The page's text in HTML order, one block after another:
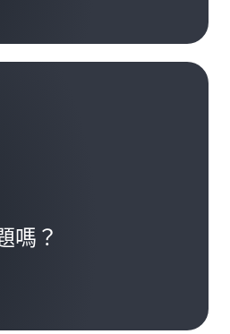
嗎？